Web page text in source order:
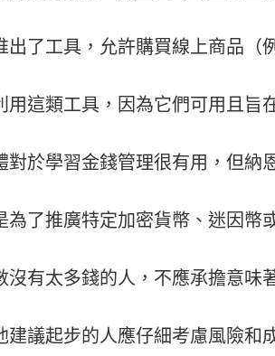
出了工具，允許購買線上商品（
用這類工具，因為它們可用且旨
對於學習金錢管理很有用，但納
為了推廣特定加密貨幣、迷因
沒有太多錢的人，不應承擔意味
建議起步的人應仔細考慮風險和